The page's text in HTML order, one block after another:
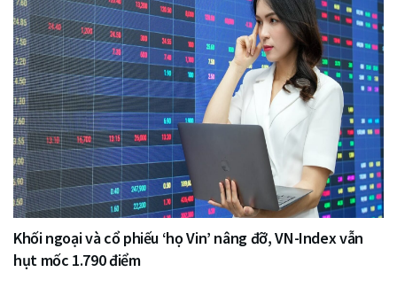
Khối ngoại và cổ phiếu ‘họ Vin’ nâng đỡ, VN-Index vẫn
hụt mốc 1.790 điểm